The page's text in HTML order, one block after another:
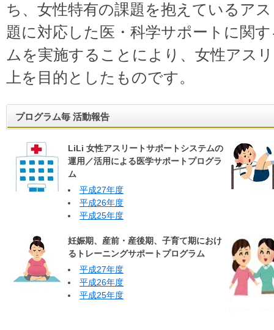
ち、女性特有の課題を抱えているア
題に対応した医・科学サポートに関
ムを実施することにより、女性アス
上を目的としたものです。
プログラム毎 活動報告
LiLi 女性アスリートサポートシステムの
運用／活用による医学サポートプログラ
ム
平成27年度
平成26年度
平成25年度
妊娠期、産前・産後期、子育て期におけ
るトレーニングサポートプログラム
平成27年度
平成26年度
平成25年度